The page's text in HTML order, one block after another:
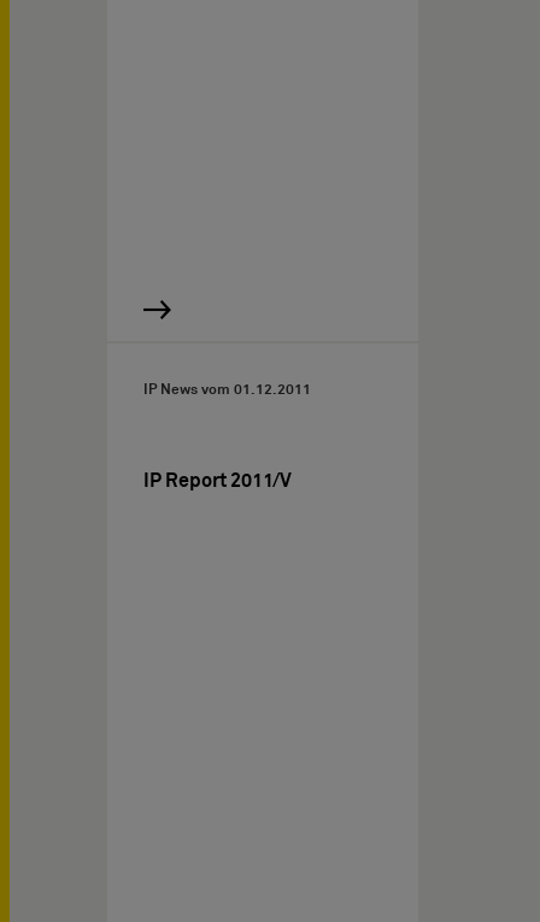
IP News vom 01.12.2011
IP Report 2011/V